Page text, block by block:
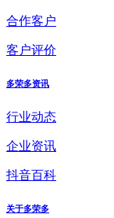
合作客户
客户评价
多荣多资讯
行业动态
企业资讯
抖音百科
关于多荣多